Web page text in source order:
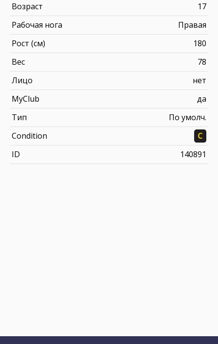
Возраст
17
Рабочая нога
Правая
Рост (см)
180
Вес
78
Лицо
нет
MyClub
да
Тип
По умолч.
Condition
C
ID
140891